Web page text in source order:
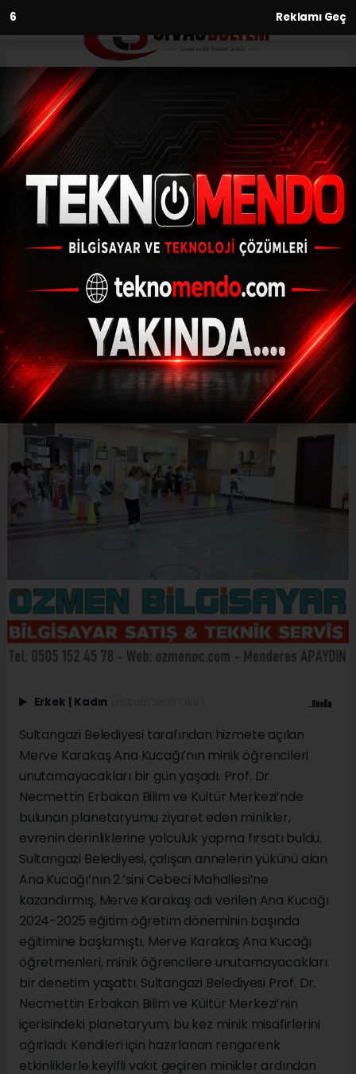
5 Reklamı Geç
Anasayfa Gündem
Sultangazi’de Ana Kucağı
miniklerinin planetaryum ile
uzay yolculuğu
GÜNDEM
(İHA) - İhlas Haber Ajansı | 30.09.2024 - 16:04, Güncelleme:
30.09.2024 - 15:37
Sultangazi’de Ana Kucağı miniklerinin
planetaryum ile uzay yolculuğu
ABONE OL
Erkek | Kadın
Sultangazi Belediyesi tarafından hizmete açılan
Merve Karakaş Ana Kucağı’nın minik öğrencileri
unutamayacakları bir gün yaşadı. Prof. Dr.
Necmettin Erbakan Bilim ve Kültür Merkezi’nde
bulunan planetaryumu ziyaret eden minikler,
evrenin derinliklerine yolculuk yapma fırsatı buldu.
Sultangazi Belediyesi, çalışan annelerin yükünü alan
Ana Kucağı’nın 2.’sini Cebeci Mahallesi’ne
kazandırmış, Merve Karakaş adı verilen Ana Kucağı
2024-2025 eğitim öğretim döneminin başında
eğitimine başlamıştı. Merve Karakaş Ana Kucağı
öğretmenleri, minik öğrencilere unutamayacakları
bir denetim yaşattı. Sultangazi Belediyesi Prof. Dr.
Necmettin Erbakan Bilim ve Kültür Merkezi’nin
içerisindeki planetaryum, bu kez minik misafirlerini
ağırladı. Kendileri için hazırlanan rengarenk
etkinliklerle keyifli vakit geçiren minikler ardından